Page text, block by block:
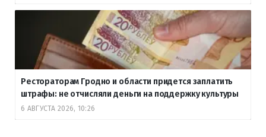
Рестораторам Гродно и области придется заплатить
штрафы: не отчисляли деньги на поддержку культуры
6 АВГУСТА 2026, 10:26